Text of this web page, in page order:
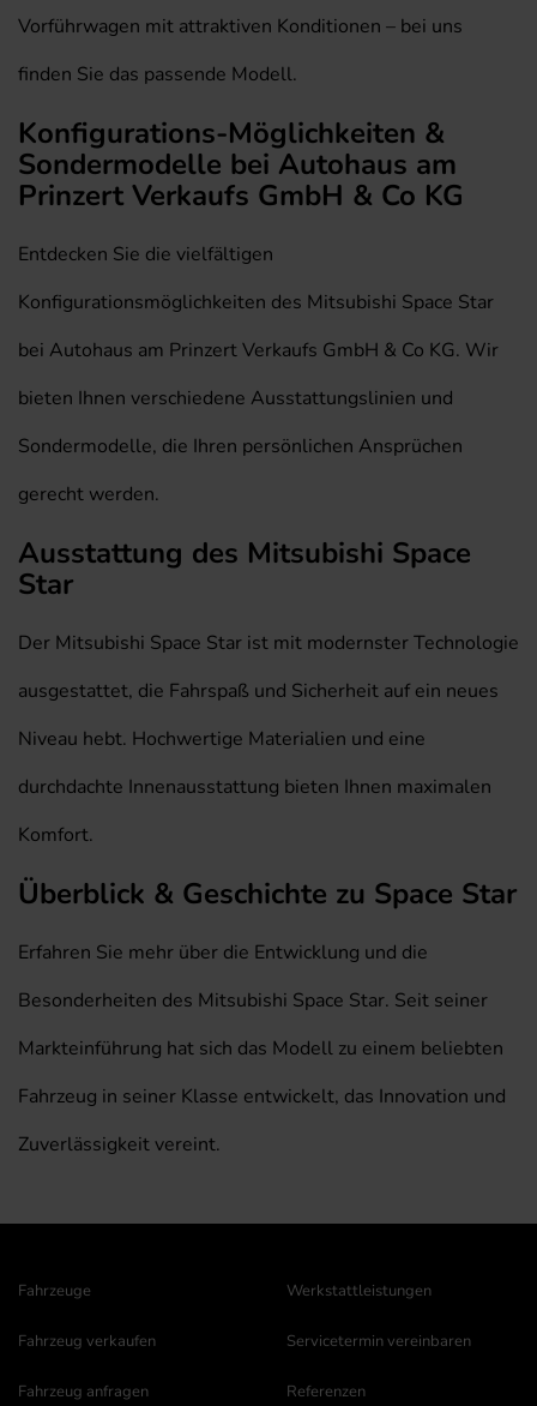
Vorführwagen mit attraktiven Konditionen – bei uns
finden Sie das passende Modell.
Konfigurations-Möglichkeiten &
Sondermodelle bei Autohaus am
Prinzert Verkaufs GmbH & Co KG
Entdecken Sie die vielfältigen
Konfigurationsmöglichkeiten des Mitsubishi Space Star
bei Autohaus am Prinzert Verkaufs GmbH & Co KG. Wir
bieten Ihnen verschiedene Ausstattungslinien und
Sondermodelle, die Ihren persönlichen Ansprüchen
gerecht werden.
Ausstattung des Mitsubishi Space
Star
Der Mitsubishi Space Star ist mit modernster Technologie
ausgestattet, die Fahrspaß und Sicherheit auf ein neues
Niveau hebt. Hochwertige Materialien und eine
durchdachte Innenausstattung bieten Ihnen maximalen
Komfort.
Überblick & Geschichte zu Space Star
Erfahren Sie mehr über die Entwicklung und die
Besonderheiten des Mitsubishi Space Star. Seit seiner
Markteinführung hat sich das Modell zu einem beliebten
Fahrzeug in seiner Klasse entwickelt, das Innovation und
Zuverlässigkeit vereint.
Fahrzeuge
Fahrzeug verkaufen
Fahrzeug anfragen
Werkstattleistungen
Servicetermin vereinbaren
Referenzen